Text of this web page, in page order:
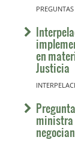
en
Justicia
ministra